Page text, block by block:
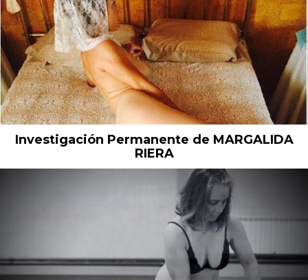
Investigación Permanente de MARGALIDA
RIERA